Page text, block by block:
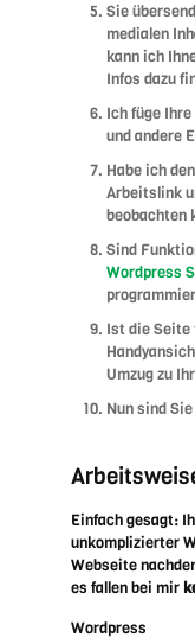
Sie
medialen
kann ich
Infos dazu
Ich füge
und andere
Habe ich
Arbeitslink
beobachten
Sind
Wordpress
Ist die Seite
Umzug zu
Nun sind
Einfach gesagt:
unkomplizierter
Webseite
es fallen bei mir
Wordpress